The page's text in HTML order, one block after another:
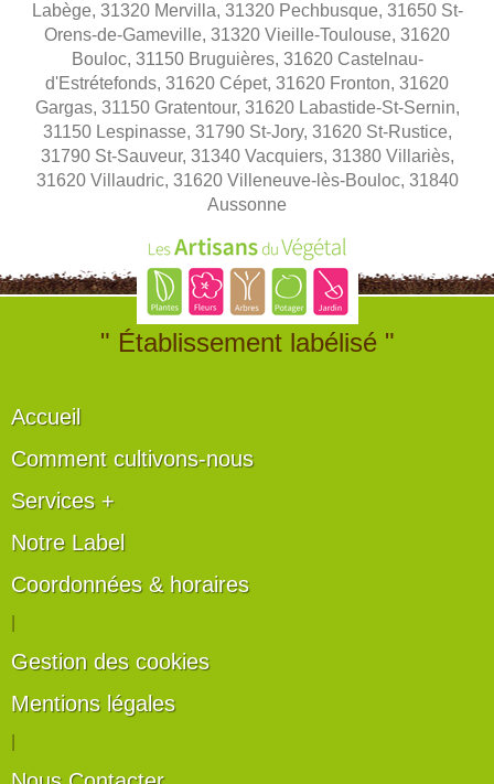
Labège, 31320 Mervilla, 31320 Pechbusque, 31650 St-
Orens-de-Gameville, 31320 Vieille-Toulouse, 31620
Bouloc, 31150 Bruguières, 31620 Castelnau-
d'Estrétefonds, 31620 Cépet, 31620 Fronton, 31620
Gargas, 31150 Gratentour, 31620 Labastide-St-Sernin,
31150 Lespinasse, 31790 St-Jory, 31620 St-Rustice,
31790 St-Sauveur, 31340 Vacquiers, 31380 Villariès,
31620 Villaudric, 31620 Villeneuve-lès-Bouloc, 31840
Aussonne
" Établissement labélisé "
Accueil
Comment cultivons-nous
Services +
Notre Label
Coordonnées & horaires
Gestion des cookies
Mentions légales